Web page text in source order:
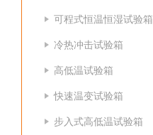
可程式恒温恒湿试验箱
冷热冲击试验箱
高低温试验箱
快速温变试验箱
步入式高低温试验箱